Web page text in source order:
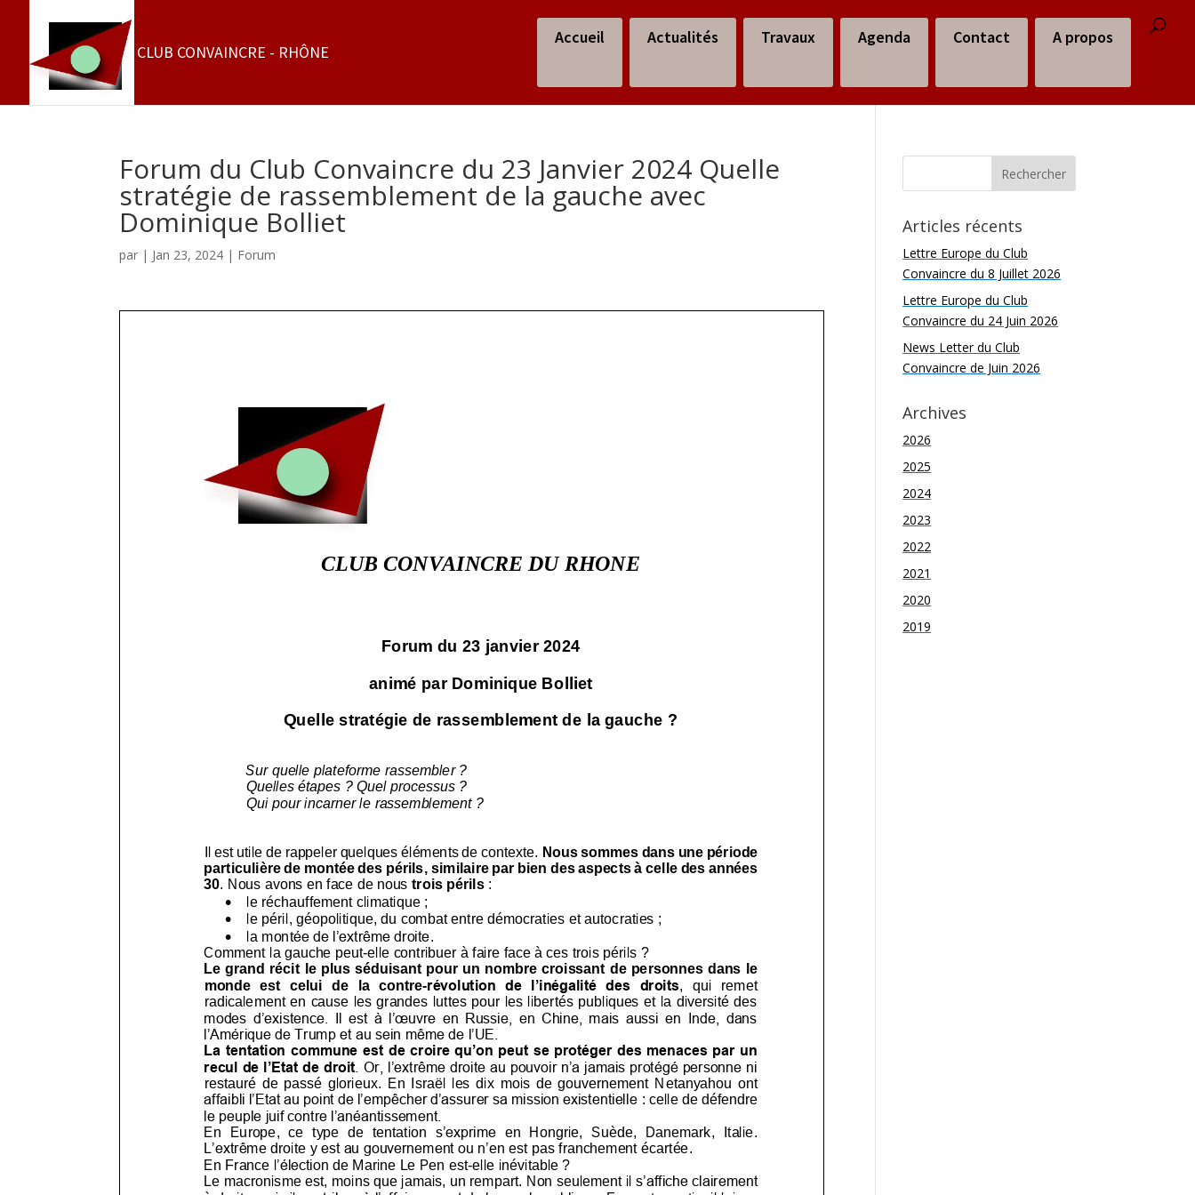
Accueil Actualités Travaux Agenda Contact A propos
Forum du Club Convaincre du 23 Janvier 2024 Quelle
stratégie de rassemblement de la gauche avec
Dominique Bolliet
par | Jan 23, 2024 | Forum
Articles récents
Lettre Europe du Club
Convaincre du 8 Juillet 2026
Lettre Europe du Club
Convaincre du 24 Juin 2026
News Letter du Club
Convaincre de Juin 2026
Archives
2026
2025
2024
2023
2022
2021
2020
2019